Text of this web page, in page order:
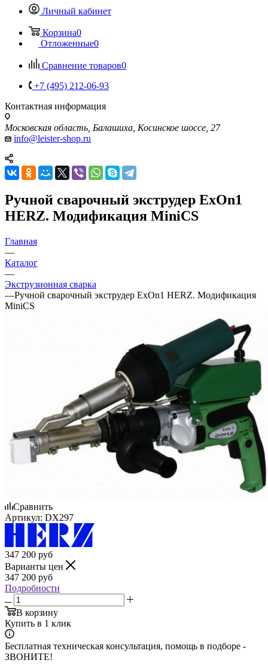
Личный кабинет
Корзина0
Отложенные0
Сравнение товаров0
+7 (495) 212-06-93
Контактная информация
Московская область, Балашиха, Косинское шоссе, 27
info@leister-shop.ru
Ручной сварочный экструдер ExOn1
HERZ. Модификация MiniCS
Главная
—
Каталог
—
Экструзионная сварка
—Ручной сварочный экструдер ExOn1 HERZ. Модификация
MiniCS
Сравнить
Артикул: DX297
347 200 руб
Варианты цен
347 200 руб
Подробности
В корзину
Купить в 1 клик
Бесплатная техническая консультация, помощь в подборе -
ЗВОНИТЕ!